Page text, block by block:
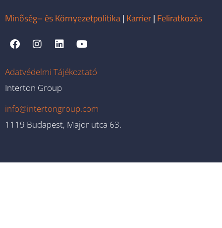
Minőség– és Környezetpolitika| Karrier| Feliratkozás
Adatvédelmi Tájékoztató
Interton Group
info@intertongroup.com
1119 Budapest, Major utca 63.